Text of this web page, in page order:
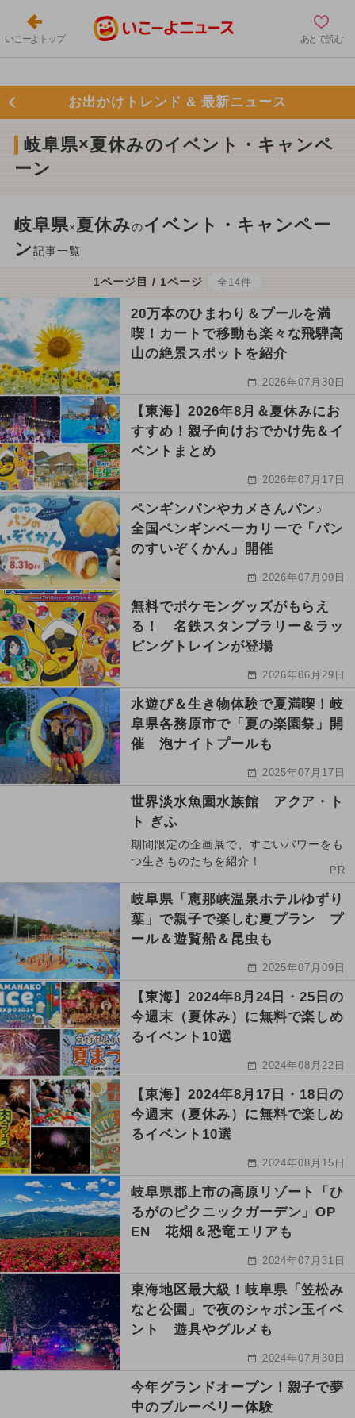
いこーよトップ あとで読む
お出かけトレンド & 最新ニュース
岐阜県×夏休みのイベント・キャンペ
ーン
岐阜県×夏休みのイベント・キャンペー
ン記事一覧
1ページ目 / 1ページ 全14件
20万本のひまわり＆プールを満
喫！カートで移動も楽々な飛騨高
山の絶景スポットを紹介
2026年07月30日
【東海】2026年8月＆夏休みにお
すすめ！親子向けおでかけ先＆イ
ベントまとめ
2026年07月17日
ペンギンパンやカメさんパン♪
全国ペンギンベーカリーで「パン
のすいぞくかん」開催
2026年07月09日
無料でポケモングッズがもらえ
る！ 名鉄スタンプラリー＆ラッ
ピングトレインが登場
2026年06月29日
水遊び＆生き物体験で夏満喫！岐
阜県各務原市で「夏の楽園祭」開
催 泡ナイトプールも
2025年07月17日
世界淡水魚園水族館 アクア・ト
ト ぎふ
期間限定の企画展で、すごいパワーをも
つ生きものたちを紹介！
PR
岐阜県「恵那峡温泉ホテルゆずり
葉」で親子で楽しむ夏プラン プ
ール＆遊覧船＆昆虫も
2025年07月09日
【東海】2024年8月24日・25日の
今週末（夏休み）に無料で楽しめ
るイベント10選
2024年08月22日
【東海】2024年8月17日・18日の
今週末（夏休み）に無料で楽しめ
るイベント10選
2024年08月15日
岐阜県郡上市の高原リゾート「ひ
るがのピクニックガーデン」OP
EN 花畑＆恐竜エリアも
2024年07月31日
東海地区最大級！岐阜県「笠松み
なと公園」で夜のシャボン玉イベ
ント 遊具やグルメも
2024年07月30日
今年グランドオープン！親子で夢
中のブルーベリー体験